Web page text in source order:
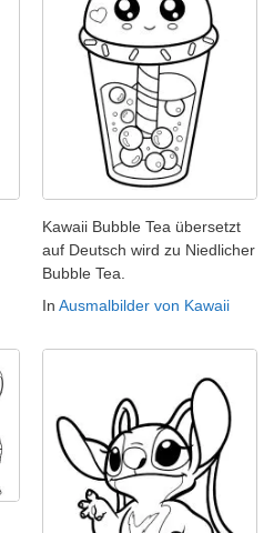
Kawaii Bubble Tea übersetzt
auf Deutsch wird zu Niedlicher
Bubble Tea.
In Ausmalbilder von Kawaii